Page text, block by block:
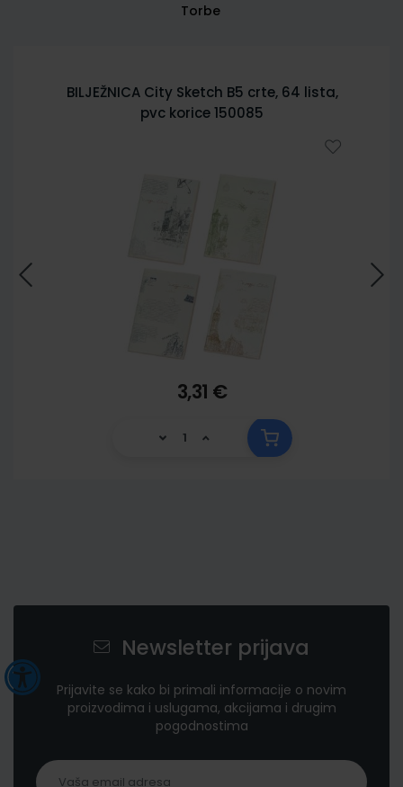
Torbe
BILJEŽNICA City Sketch B5 crte, 64 lista,
pvc korice 150085
3,31 €
Newsletter prijava
Prijavite se kako bi primali informacije o novim
proizvodima i uslugama, akcijama i drugim
pogodnostima